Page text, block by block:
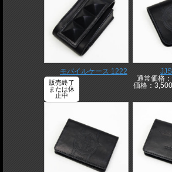
モバイルケース 1222
販売終了
または休
止中
通常価格
価格：